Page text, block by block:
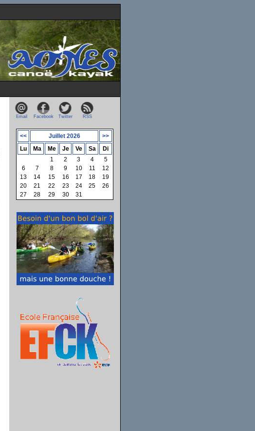
Email Facebook Twitter RSS
<< Juillet 2026
>>
Lu
Ma Me Je Ve Sa
Di
1
2 3 4
5
6
7 8 9 10 11
12
13
14 15 16 17 18
19
20
21 22 23 24 25
26
27
28 29 30 31